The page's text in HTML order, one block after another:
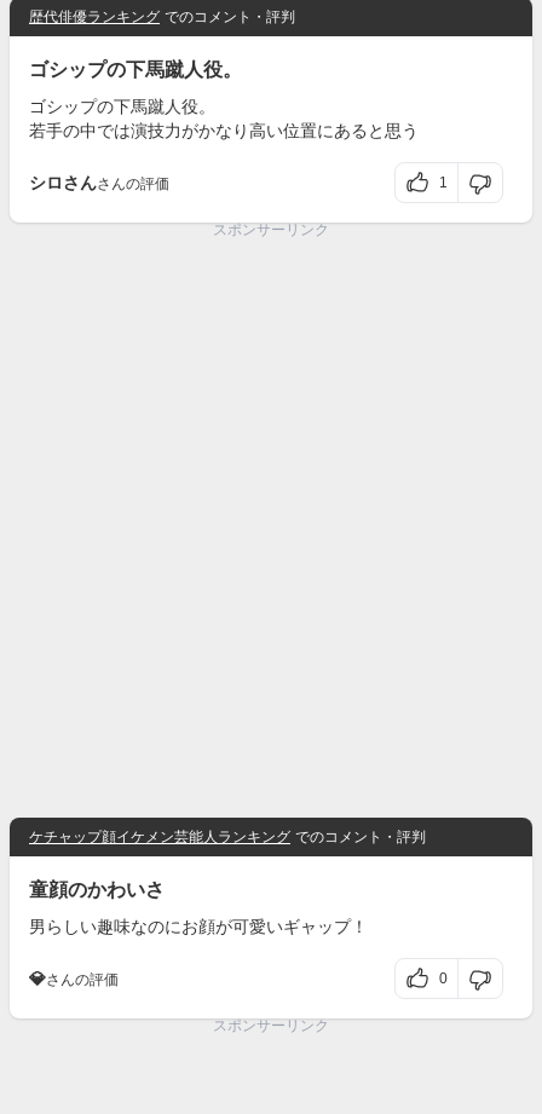
歴代俳優ランキング でのコメント・評判
ゴシップの下馬蹴人役。
ゴシップの下馬蹴人役。
若手の中では演技力がかなり高い位置にあると思う
シロさんさんの評価 1
スポンサーリンク
ケチャップ顔イケメン芸能人ランキング でのコメント・評判
童顔のかわいさ
男らしい趣味なのにお顔が可愛いギャップ！
💎さんの評価 0
スポンサーリンク